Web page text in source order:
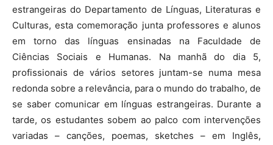
estrangeiras do Departamento de Línguas, Literaturas e
Culturas, esta comemoração junta professores e alunos
em torno das línguas ensinadas na Faculdade de
Ciências Sociais e Humanas. Na manhã do dia 5,
profissionais de vários setores juntam-se numa mesa
redonda sobre a relevância, para o mundo do trabalho, de
se saber comunicar em línguas estrangeiras. Durante a
tarde, os estudantes sobem ao palco com intervenções
variadas – canções, poemas, sketches – em Inglês,